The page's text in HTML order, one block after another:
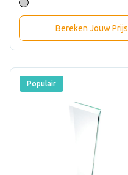
Bereken Jouw Prijs
Populair